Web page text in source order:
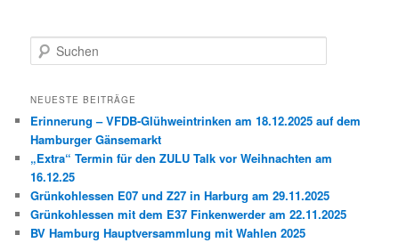
u
h
n
NEUESTE BEITRÄGE
Erinnerung – VFDB-Glühweintrinken am 18.12.2025 auf dem
Hamburger Gänsemarkt
„Extra“ Termin für den ZULU Talk vor Weihnachten am
16.12.25
Grünkohlessen E07 und Z27 in Harburg am 29.11.2025
Grünkohlessen mit dem E37 Finkenwerder am 22.11.2025
BV Hamburg Hauptversammlung mit Wahlen 2025